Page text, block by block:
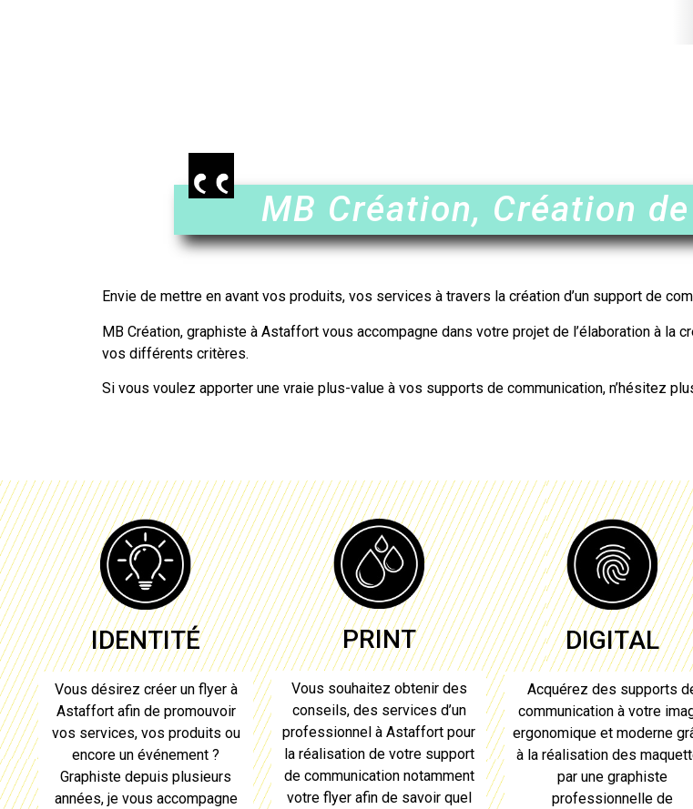
MB Création, Création
Envie de mettre en avant vos produits, vos services à travers la création d’un support de
MB Création, graphiste à Astaffort vous accompagne dans votre projet de l’élaboration à la
vos différents critères.
Si vous voulez apporter une vraie plus-value à vos supports de communication, n’hésitez
IDENTITÉ
Vous désirez créer un flyer à
Astaffortafin de promouvoir
vos services, vos produits ou
encore un événement ?
Graphiste depuis plusieurs
années, je vous accompagne
PRINT
Vous souhaitez obtenir des
conseils, des services d’un
professionnel à Astaffort pour
la réalisation de votre support
de communication notamment
votre flyerafin de savoir quel
DIGITAL
Acquérez des supports
communication à votre
ergonomique et moderne
à la réalisation des
par une graphiste
professionnelle de